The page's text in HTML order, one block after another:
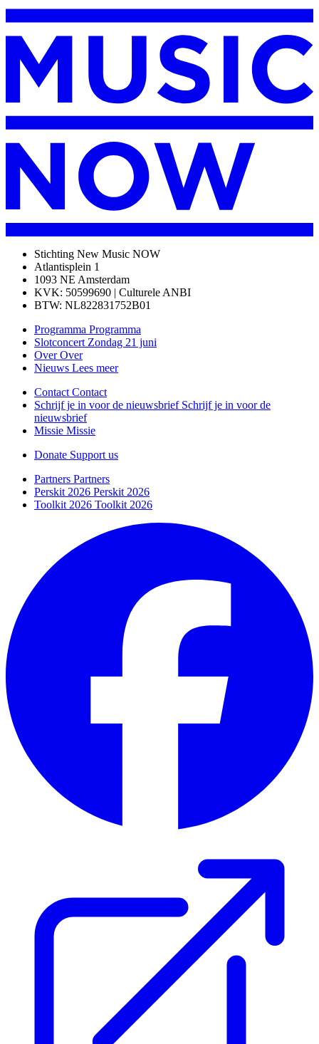
Stichting New Music NOW
Atlantisplein 1
1093 NE Amsterdam
KVK: 50599690 | Culturele ANBI
BTW: NL822831752B01
Programma Programma
Slotconcert Zondag 21 juni
Over Over
Nieuws Lees meer
Contact Contact
Schrijf je in voor de nieuwsbrief Schrijf je in voor de
nieuwsbrief
Missie Missie
Donate Support us
Partners Partners
Perskit 2026 Perskit 2026
Toolkit 2026 Toolkit 2026